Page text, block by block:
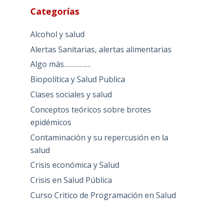
Categorías
Alcohol y salud
Alertas Sanitarias, alertas alimentarias
Algo más……………
Biopolítica y Salud Publica
Clases sociales y salud
Conceptos teóricos sobre brotes
epidémicos
Contaminación y su repercusión en la
salud
Crisis económica y Salud
Crisis en Salud Pública
Curso Critico de Programación en Salud